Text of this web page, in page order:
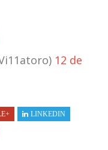
12 de
LINKEDIN